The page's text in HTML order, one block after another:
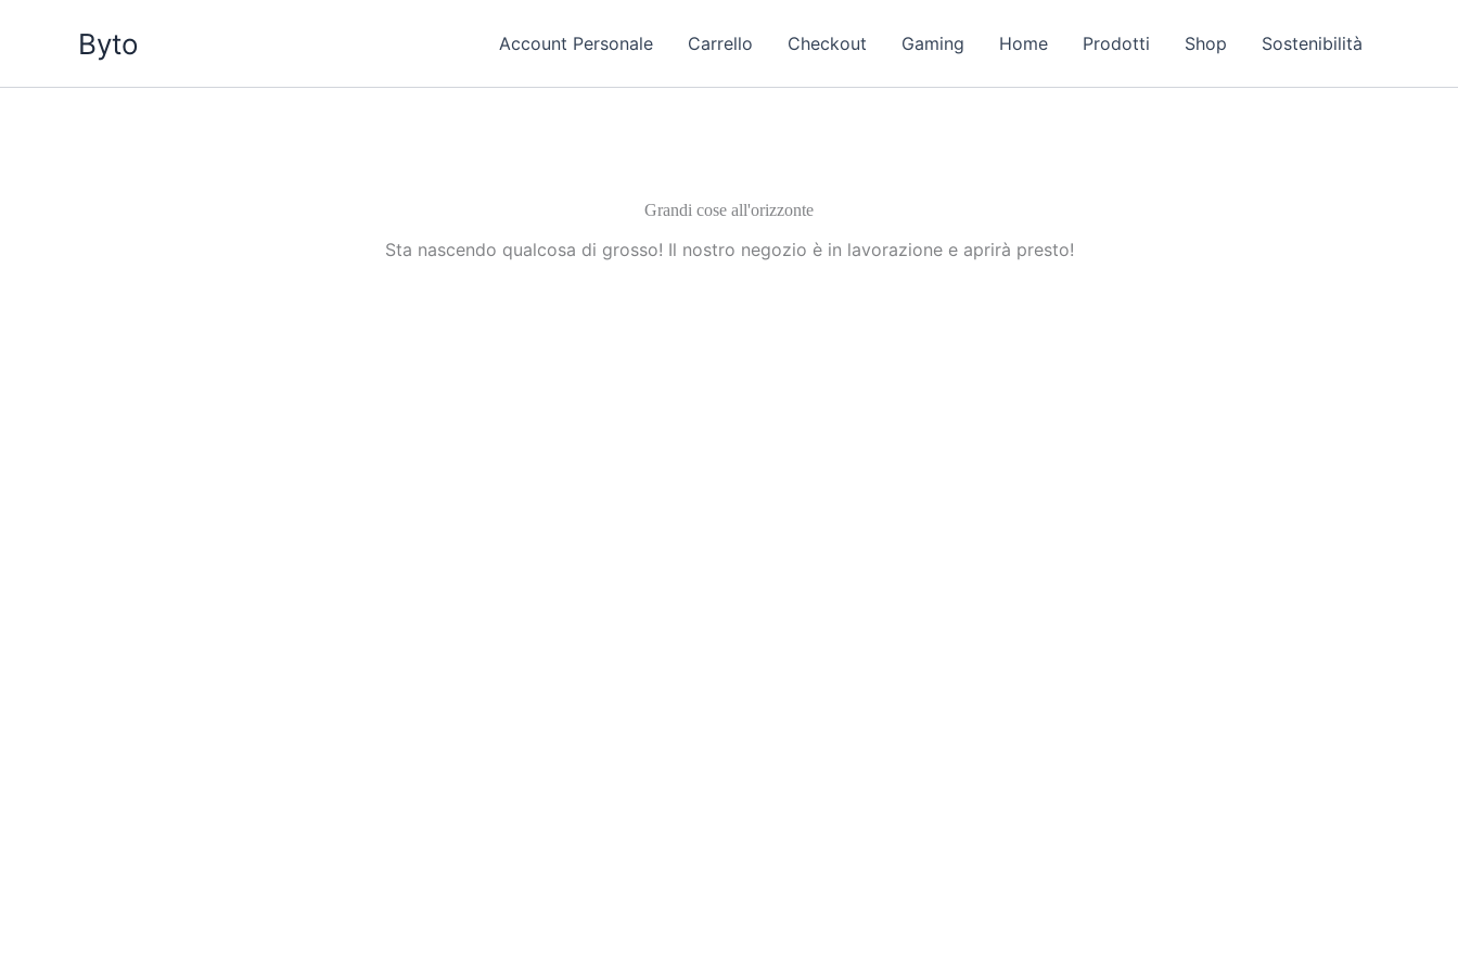
Byto Account Personale Carrello Checkout Gaming Home Prodotti Shop Sostenibilità
Grandi cose all'orizzonte
Sta nascendo qualcosa di grosso! Il nostro negozio è in lavorazione e aprirà presto!